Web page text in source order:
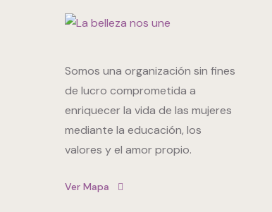
Somos una organización sin fines
de lucro comprometida a
enriquecer la vida de las mujeres
mediante la educación, los
valores y el amor propio.
Ver Mapa